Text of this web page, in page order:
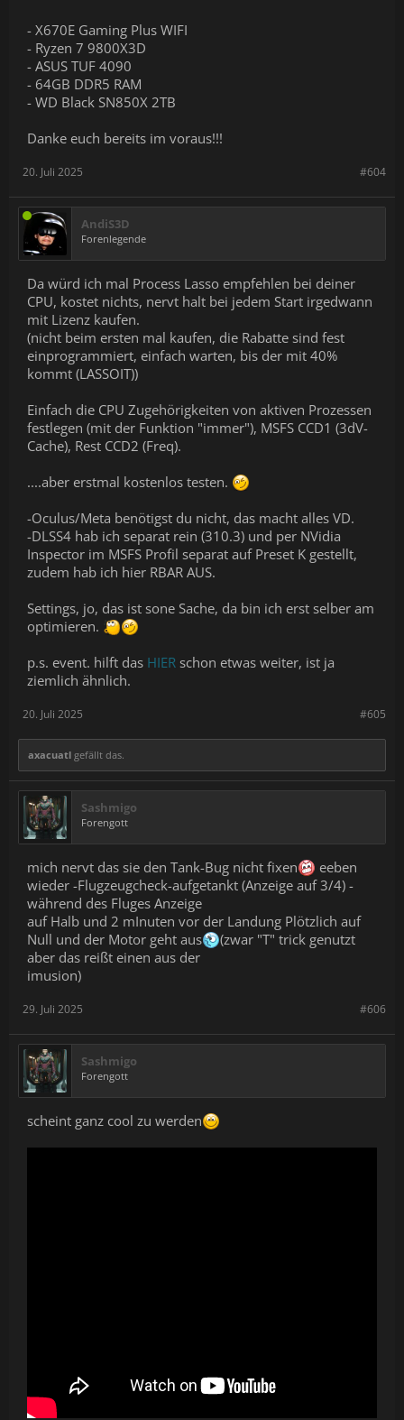
- X670E Gaming Plus WIFI
- Ryzen 7 9800X3D
- ASUS TUF 4090
- 64GB DDR5 RAM
- WD Black SN850X 2TB
Danke euch bereits im voraus!!!
#604
20. Juli 2025
AndiS3D
Forenlegende
Da würd ich mal Process Lasso empfehlen bei deiner
CPU, kostet nichts, nervt halt bei jedem Start irgedwann
mit Lizenz kaufen.
(nicht beim ersten mal kaufen, die Rabatte sind fest
einprogrammiert, einfach warten, bis der mit 40%
kommt (LASSOIT))
Einfach die CPU Zugehörigkeiten von aktiven Prozessen
festlegen (mit der Funktion "immer"), MSFS CCD1 (3dV-
Cache), Rest CCD2 (Freq).
....aber erstmal kostenlos testen.
-Oculus/Meta benötigst du nicht, das macht alles VD.
-DLSS4 hab ich separat rein (310.3) und per NVidia
Inspector im MSFS Profil separat auf Preset K gestellt,
zudem hab ich hier RBAR AUS.
Settings, jo, das ist sone Sache, da bin ich erst selber am
optimieren.
p.s. event. hilft das HIER schon etwas weiter, ist ja
ziemlich ähnlich.
#605
20. Juli 2025
axacuatl gefällt das.
Sashmigo
Forengott
mich nervt das sie den Tank-Bug nicht fixen
eeben
wieder -Flugzeugcheck-aufgetankt (Anzeige auf 3/4) -
während des Fluges Anzeige
auf Halb und 2 mInuten vor der Landung Plötzlich auf
Null und der Motor geht aus
(zwar "T" trick genutzt
aber das reißt einen aus der
imusion)
#606
29. Juli 2025
Sashmigo
Forengott
scheint ganz cool zu werden